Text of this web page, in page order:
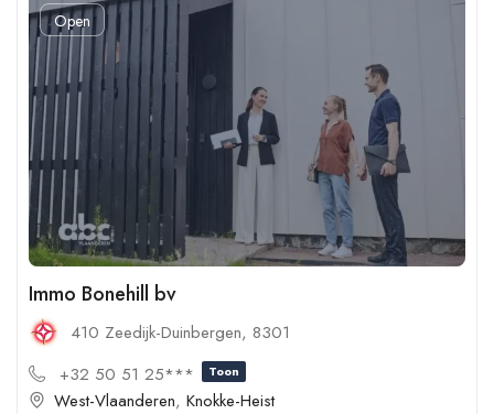
Open
Immo Bonehill bv
410 Zeedijk-Duinbergen, 8301
+32 50 51 25***
Toon
West-Vlaanderen, Knokke-Heist